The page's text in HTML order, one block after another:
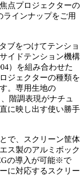
点プロジェクターの
ラインナップをご用
ブをつけてテンショ
イドテンション機構
）を組み合わせた
ジェクターの種類を
。専用生地の
階調表現がナチュ
に映し出す使い勝手
で、スクリーン筐体
ス製のアルミボック
の導入が可能※で
に対応するスクリー